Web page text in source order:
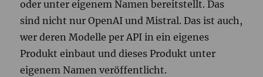
oder unter eigenem Namen bereitstellt. Das
sind nicht nur OpenAI und Mistral. Das ist auch,
wer deren Modelle per API in ein eigenes
Produkt einbaut und dieses Produkt unter
eigenem Namen veröffentlicht.